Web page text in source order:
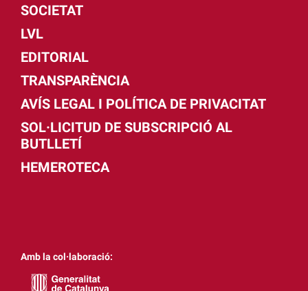
SOCIETAT
LVL
EDITORIAL
TRANSPARÈNCIA
AVÍS LEGAL I POLÍTICA DE PRIVACITAT
SOL·LICITUD DE SUBSCRIPCIÓ AL
BUTLLETÍ
HEMEROTECA
Amb la col·laboració: